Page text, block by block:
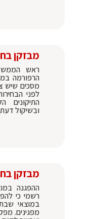
מבזקן
ראש
הרפורמה
מסכים שיש
לפני
התיקונים
ובשיקול
מבזקן
ההפגנה
רשמי כי
מפגינים.